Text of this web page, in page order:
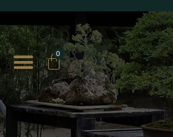
0